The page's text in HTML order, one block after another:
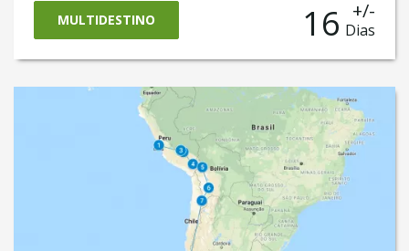
Atacama. Você vai fazer o incrível safári até a
cidade de Purmamarca e a região de Jujuy
e aventurarmos no Atacama, atravessar o incrível
descobrirmos o que há de melhor em Santiago do
MULTIDESTINO 16 +/-
Dias